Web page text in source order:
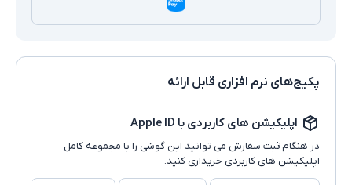
پکیج‌های نرم افزاری قابل ارائه
اپلیکیشن های کاربردی با Apple ID
در هنگام ثبت سفارش می توانید این گوشی را با مجموعه کامل
اپلیکیشن های کاربردی خریداری کنید.